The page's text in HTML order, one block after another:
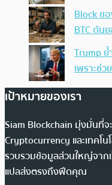
Block ข
BTC ดัน
Trump
เพราะช่
เป้าหมายของเรา
Siam Blockchain มุ่งมั่นที่จ
Cryptocurrency และเทคโ
รวบรวมข้อมูลส่วนใหญ่จากเ
แปลส่งตรงถึงฟีดคุณ